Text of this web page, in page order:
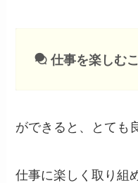
仕事を楽しむ
ができると、とても
仕事に楽しく取り組